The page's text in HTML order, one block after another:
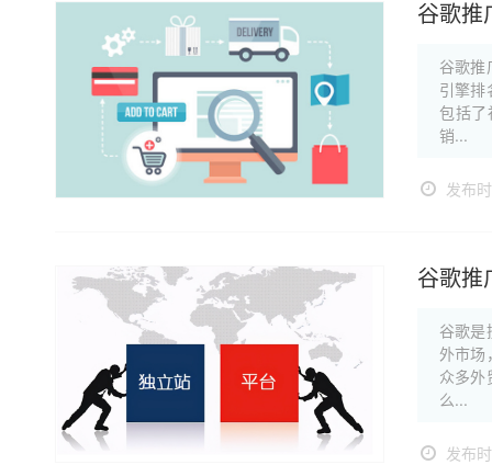
谷歌推
谷歌推
引擎排
包括了
销...
发布
谷歌推
谷歌是
外市场
众多外
么...
发布